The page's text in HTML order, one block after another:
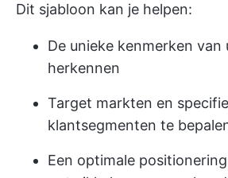
Dit sjabloon kan je helpen:
De unieke kenmerken
herkennen
Target markten en
klantsegmenten te
Een optimale